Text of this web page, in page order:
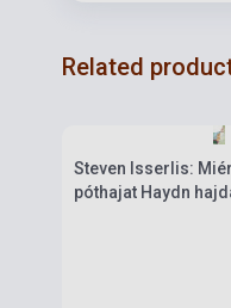
Related
Steven Isserlis:
póthajat Haydn